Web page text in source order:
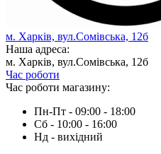
м. Харків, вул.Сомівська, 12б
Наша адреса:
м. Харків, вул.Сомівська, 12б
Час роботи
Час роботи магазину:
Пн-Пт - 09:00 - 18:00
Сб - 10:00 - 16:00
Нд - вихiдний